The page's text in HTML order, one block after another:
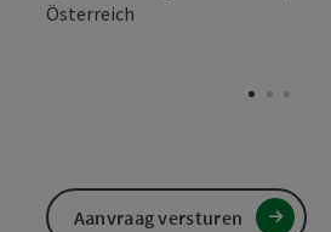
Österreich
Aanvraag versturen